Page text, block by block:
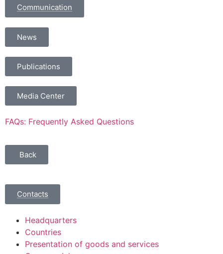
Communication
News
Publications
Media Center
FAQs: Frequently Asked Questions
Back
Contacts
Headquarters
Countries
Presentation of goods and services